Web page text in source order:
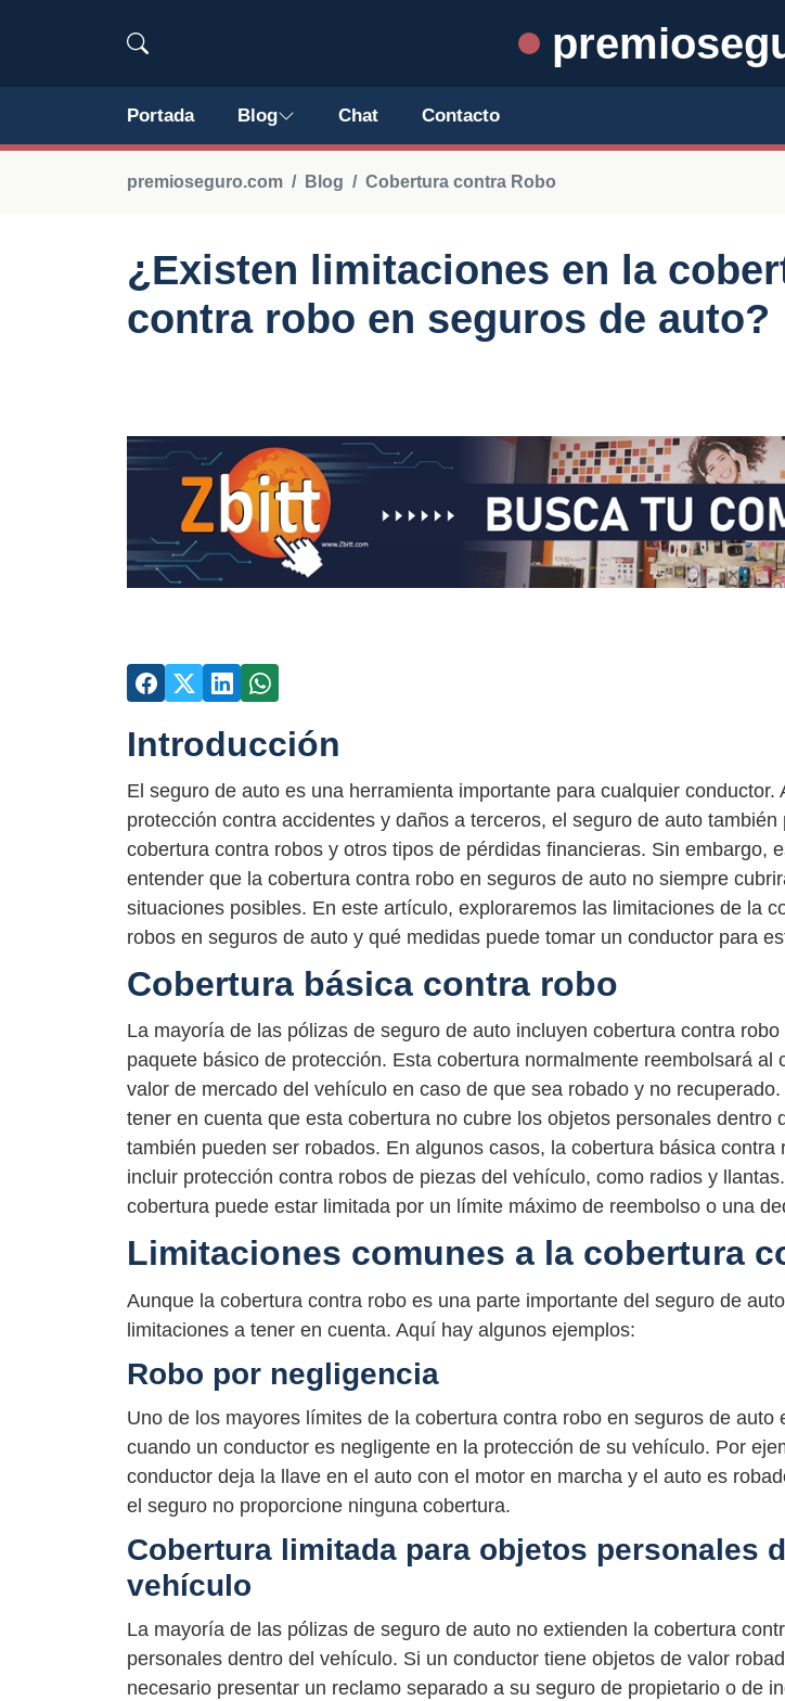
Portada Blog Chat Contacto
premioseguro.com Blog Cobertura contra Robo
¿Existen limitaciones en la
contra robo en seguros de auto?
Introducción
El seguro de auto es una herramienta importante para cualquier conductor.
protección contra accidentes y daños a terceros, el seguro de auto
cobertura contra robos y otros tipos de pérdidas financieras. Sin embargo,
entender que la cobertura contra robo en seguros de auto no siempre
situaciones posibles. En este artículo, exploraremos las limitaciones de la
robos en seguros de auto y qué medidas puede tomar un conductor para
Cobertura básica contra robo
La mayoría de las pólizas de seguro de auto incluyen cobertura contra
paquete básico de protección. Esta cobertura normalmente reembolsará al
valor de mercado del vehículo en caso de que sea robado y no
tener en cuenta que esta cobertura no cubre los objetos personales dentro
también pueden ser robados. En algunos casos, la cobertura básica contra
incluir protección contra robos de piezas del vehículo, como radios y
cobertura puede estar limitada por un límite máximo de reembolso o una
Limitaciones comunes a la cobertura
Aunque la cobertura contra robo es una parte importante del seguro de
limitaciones a tener en cuenta. Aquí hay algunos ejemplos:
Robo por negligencia
Uno de los mayores límites de la cobertura contra robo en seguros de auto
cuando un conductor es negligente en la protección de su vehículo. Por
conductor deja la llave en el auto con el motor en marcha y el auto es
el seguro no proporcione ninguna cobertura.
Cobertura limitada para objetos personales
vehículo
La mayoría de las pólizas de seguro de auto no extienden la cobertura
personales dentro del vehículo. Si un conductor tiene objetos de valor
necesario presentar un reclamo separado a su seguro de propietario o de